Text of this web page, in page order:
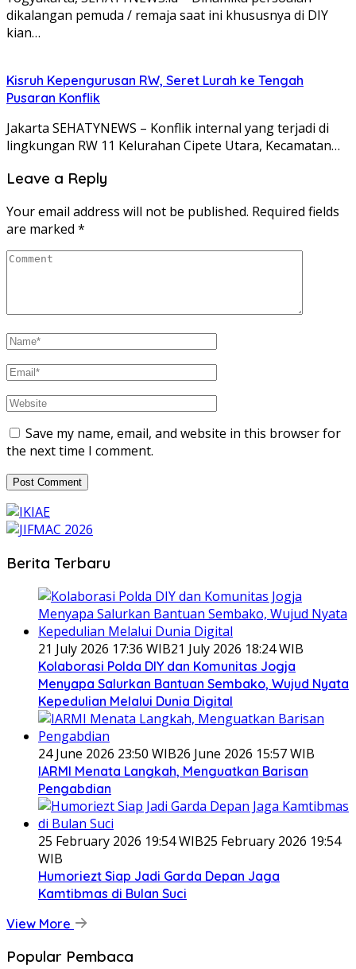
dikalangan pemuda / remaja saat ini khususnya di DIY
kian…
Kisruh Kepengurusan RW, Seret Lurah ke Tengah
Pusaran Konflik
Jakarta SEHATYNEWS – Konflik internal yang terjadi di
lingkungan RW 11 Kelurahan Cipete Utara, Kecamatan…
Leave a Reply
Your email address will not be published. Required fields
are marked *
Save my name, email, and website in this browser for
the next time I comment.
Berita Terbaru
21 July 2026 17:36 WIB21 July 2026 18:24 WIB
Kolaborasi Polda DIY dan Komunitas Jogja
Menyapa Salurkan Bantuan Sembako, Wujud Nyata
Kepedulian Melalui Dunia Digital
24 June 2026 23:50 WIB26 June 2026 15:57 WIB
IARMI Menata Langkah, Menguatkan Barisan
Pengabdian
25 February 2026 19:54 WIB25 February 2026 19:54
WIB
Humoriezt Siap Jadi Garda Depan Jaga
Kamtibmas di Bulan Suci
View More
Popular Pembaca